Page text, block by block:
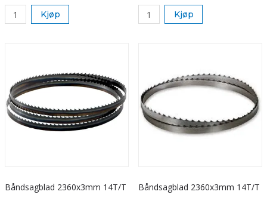
Kjøp Kjøp
Båndsagblad 2360x3mm 14T/T Båndsagblad 2360x3mm 14T/T